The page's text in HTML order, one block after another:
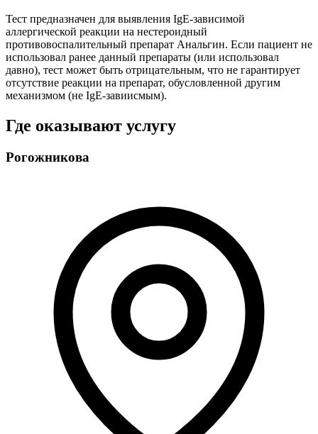
Тест предназначен для выявления IgE-зависимой
аллергической реакции на нестероидный
противовоспалительный препарат Анальгин. Если пациент не
использовал ранее данный препараты (или использовал
давно), тест может быть отрицательным, что не гарантирует
отсутствие реакции на препарат, обусловленной другим
механизмом (не IgE-завиисмым).
Где оказывают услугу
Рогожникова